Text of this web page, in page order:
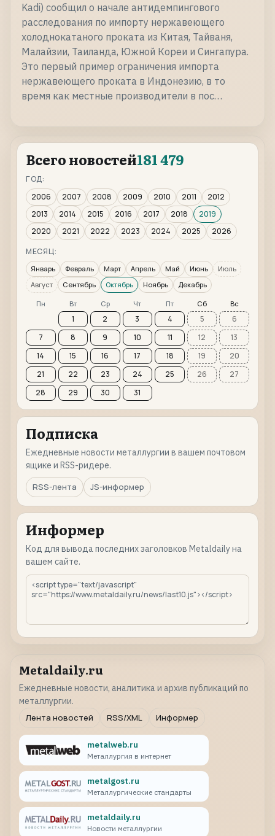
Kadi) сообщил о начале антидемпингового
расследования по импорту нержавеющего
холоднокатаного проката из Китая, Тайваня,
Малайзии, Таиланда, Южной Кореи и Сингапура.
Это первый пример ограничения импорта
нержавеющего проката в Индонезию, в то
время как местные производители в пос…
Всего новостей181 479
ГОД:
2006
2007 2008 2009 2010 2011
2012
2013
2014 2015 2016 2017 2018
2019
2020
2021 2022 2023 2024 2025
2026
МЕСЯЦ:
Январь Февраль Март Апрель Май Июнь
Июль
Август
Сентябрь Октябрь Ноябрь Декабрь
Пн Вт Ср Чт Пт Сб Вс
1 2 3 4 5
6
7
8 9 10 11 12
13
14
15 16 17 18 19
20
21
22 23 24 25 26
27
28
29 30 31
Подписка
Ежедневные новости металлургии в вашем почтовом
ящике и RSS-ридере.
RSS-лента
JS-информер
Информер
Код для вывода последних заголовков Metaldaily на
вашем сайте.
Metaldaily.ru
Ежедневные новости, аналитика и архив публикаций по
металлургии.
Лента новостей
RSS/XML Информер
metalweb.ru
Металлургия в интернет
metalgost.ru
Металлургические стандарты
metaldaily.ru
Новости металлургии